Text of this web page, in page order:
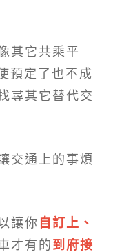
其它共乘平
預定了也不成
尋其它替代交
交通上的事煩
讓你 自訂上、
才有的到府接